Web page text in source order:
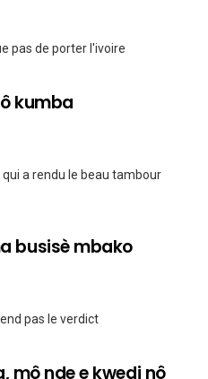
pas de porter l'ivoire
kumba
a rendu le beau tambour
busisè mbako
pas le verdict
mô nde e kwedi nô